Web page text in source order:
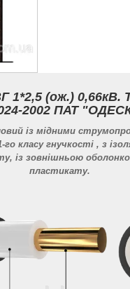
1*2,5 (ож.) 0,66кВ.
024-2002 ПАТ
із мідними
класу гнучкості , з
із зовнішньою
пластикату.